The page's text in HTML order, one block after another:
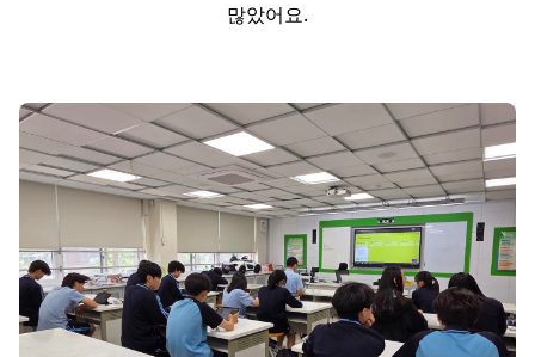
많았어요.